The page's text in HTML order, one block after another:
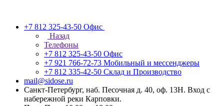
+7 812 325-43-50 Офис
Назад
Телефоны
+7 812 325-43-50 Офис
+7 921 766-72-73 Мобильный и мессенджеры
+7 812 335-42-50 Склад и Производство
mail@sidose.ru
Санкт-Петербург, наб. Песочная д. 40, оф. 13Н. Вход с
набережной реки Карповки.